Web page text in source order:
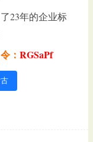
23年的企业标
： RGSaPf